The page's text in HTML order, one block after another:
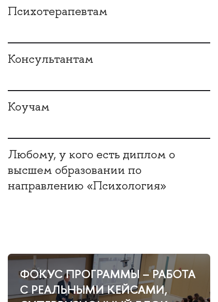
Психотерапевтам
Консультантам
Коучам
Любому, у кого есть диплом о
ысшем образовании по
направлению «Психология»
ФОКУС ПРОГРАММЫ – РАБОТА
С РЕАЛЬНЫМИ КЕЙСАМИ,